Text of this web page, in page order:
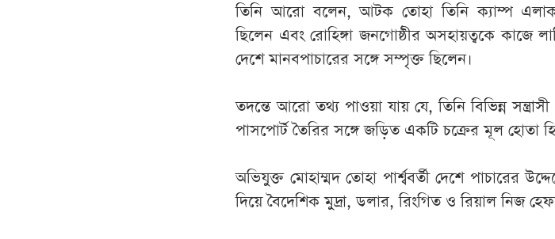
তিনি আরো বলেন, আটক তোহা তিনি ক্যাম্প
ছিলেন এবং রোহিঙ্গা জনগোষ্ঠীর অসহায়ত্বকে কাজে
দেশে মানবপাচারের সঙ্গে সম্পৃক্ত ছিলেন।
তদন্তে আরো তথ্য পাওয়া যায় যে, তিনি বিভিন্ন
পাসপোর্ট তৈরির সঙ্গে জড়িত একটি চক্রের মূল হোতা
অভিযুক্ত মোহাম্মদ তোহা পার্শ্ববর্তী দেশে পাচারের
দিয়ে বৈদেশিক মুদ্রা, ডলার, রিংগিত ও রিয়াল নিজ